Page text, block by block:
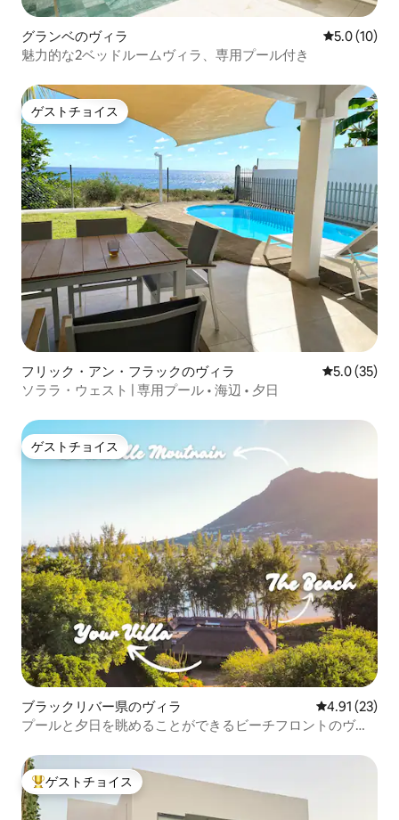
グランベのヴィラ レビュー10
5.0 (10)
魅力的な2ベッドルームヴィラ、専用プール付き
ゲストチョイス
ゲストチョイス
フリック・アン・フラックのヴィラ レビュー35
5.0 (35)
ソララ・ウェスト | 専用プール • 海辺 • 夕日
ゲストチョイス
ゲストチョイス
ブラックリバー県のヴィラ レビュー23
4.91 (23)
プールと夕日を眺めることができるビーチフロントのヴィ
大好評のゲストチョイスです。
ゲストチョイス